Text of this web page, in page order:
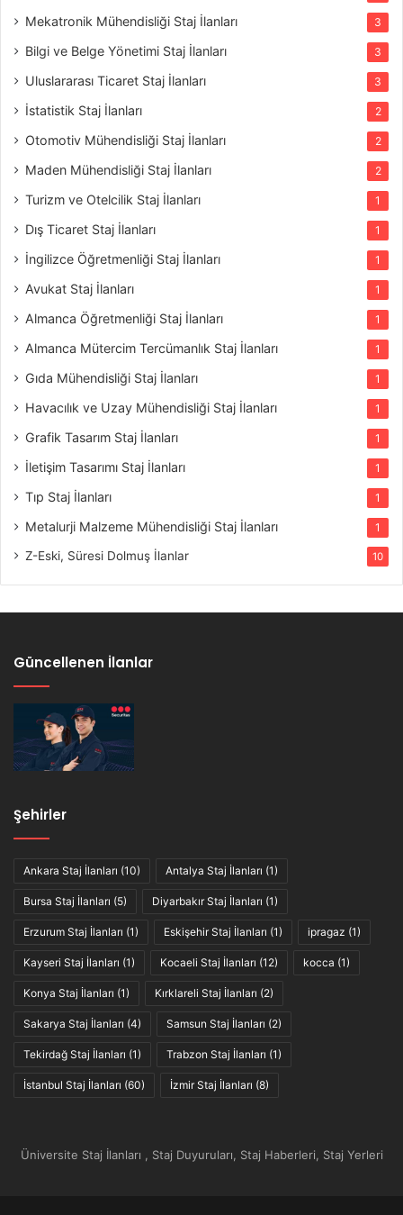
Mekatronik Mühendisliği Staj İlanları 3
Bilgi ve Belge Yönetimi Staj İlanları 3
Uluslararası Ticaret Staj İlanları 3
İstatistik Staj İlanları 2
Otomotiv Mühendisliği Staj İlanları 2
Maden Mühendisliği Staj İlanları 2
Turizm ve Otelcilik Staj İlanları 1
Dış Ticaret Staj İlanları 1
İngilizce Öğretmenliği Staj İlanları 1
Avukat Staj İlanları 1
Almanca Öğretmenliği Staj İlanları 1
Almanca Mütercim Tercümanlık Staj İlanları 1
Gıda Mühendisliği Staj İlanları 1
Havacılık ve Uzay Mühendisliği Staj İlanları 1
Grafik Tasarım Staj İlanları 1
İletişim Tasarımı Staj İlanları 1
Tıp Staj İlanları 1
Metalurji Malzeme Mühendisliği Staj İlanları 1
Z-Eski, Süresi Dolmuş İlanlar 10
Güncellenen İlanlar
Şehirler
Ankara Staj İlanları (10) Antalya Staj İlanları (1)
Bursa Staj İlanları (5) Diyarbakır Staj İlanları (1)
Erzurum Staj İlanları (1) Eskişehir Staj İlanları (1) ipragaz (1)
Kayseri Staj İlanları (1) Kocaeli Staj İlanları (12) kocca (1)
Konya Staj İlanları (1) Kırklareli Staj İlanları (2)
Sakarya Staj İlanları (4) Samsun Staj İlanları (2)
Tekirdağ Staj İlanları (1) Trabzon Staj İlanları (1)
İstanbul Staj İlanları (60) İzmir Staj İlanları (8)
Üniversite Staj İlanları , Staj Duyuruları, Staj Haberleri, Staj Yerleri